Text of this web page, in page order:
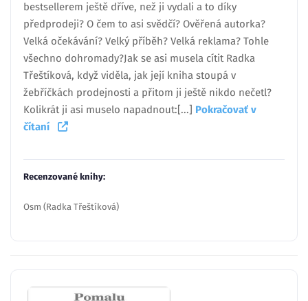
bestsellerem ještě dříve, než ji vydali a to díky
předprodeji? O čem to asi svědčí? Ověřená autorka?
Velká očekávání? Velký příběh? Velká reklama? Tohle
všechno dohromady?Jak se asi musela cítit Radka
Třeštíková, když viděla, jak její kniha stoupá v
žebříčkách prodejnosti a přitom ji ještě nikdo nečetl?
Kolikrát ji asi muselo napadnout:[...] Pokračovať v
čítaní
Recenzované knihy:
Osm (Radka Třeštíková)